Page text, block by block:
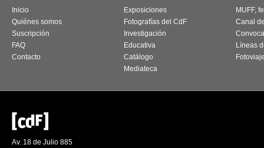
Inicio
Quiénes somos
Suscripción
FAQ
Contacto
Exposiciones
Fotografías del CdF
Investigación
Educativa
Catálogo
Mediateca
MUFF,
Canal
Líneas
Av. 18 de Julio 885